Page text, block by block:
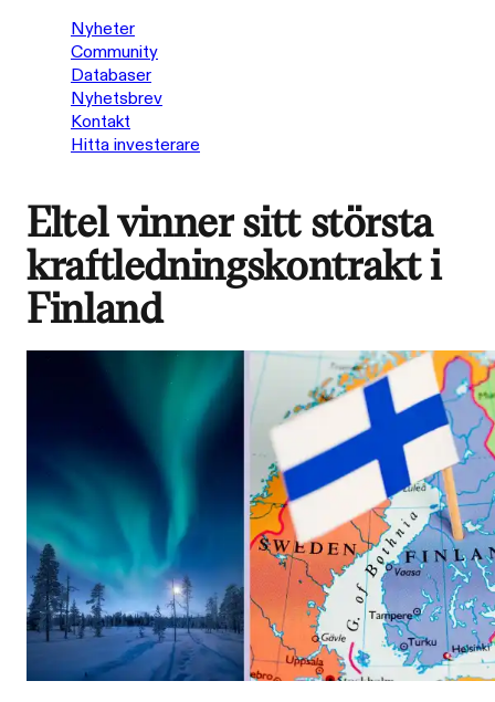
Nyheter
Community
Databaser
Nyhetsbrev
Kontakt
Hitta investerare
Eltel vinner sitt största
kraftledningskontrakt i
Finland